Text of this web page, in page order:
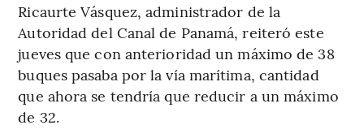
Ricaurte Vásquez, administrador de la
Autoridad del Canal de Panamá, reiteró este
jueves que con anterioridad un máximo de 38
buques pasaba por la vía marítima, cantidad
que ahora se tendría que reducir a un máximo
de 32.